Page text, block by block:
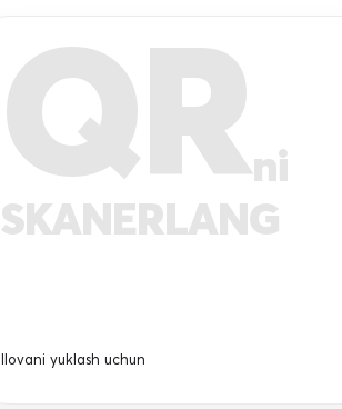
QRni
SKANERLANG
Ilovani yuklash uchun